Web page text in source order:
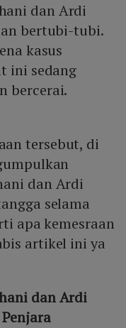
dan Ardi
bertubi-tubi.
kasus
ini sedang
bercerai.
tersebut, di
dan Ardi
selama
apa kemesraan
artikel ini ya
dan Ardi